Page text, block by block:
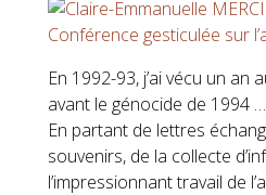
En 1992-93, j’ai vécu un an
avant le génocide de 1994 …
En partant de lettres
souvenirs, de la collecte
l’impressionnant travail de